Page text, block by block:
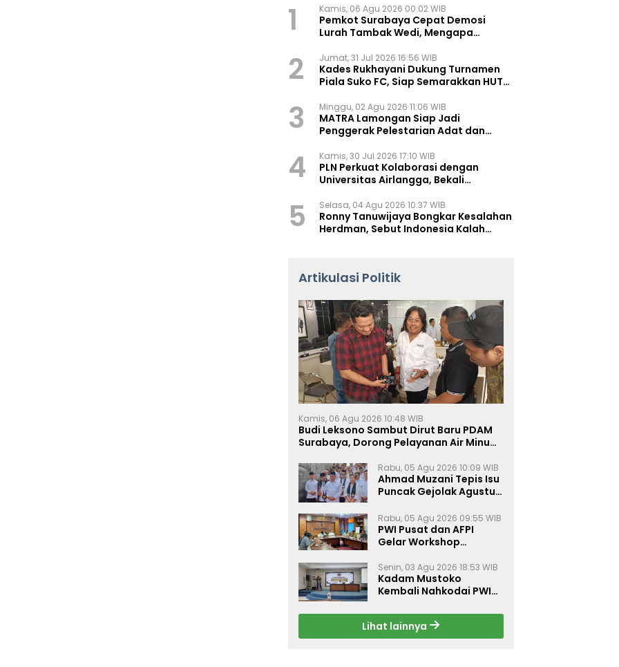
1 Kamis, 06 Agu 2026 00:02 WIB
Pemkot Surabaya Cepat Demosi
Lurah Tambak Wedi, Mengapa
2 Jumat, 31 Jul 2026 16:56 WIB
Kades Rukhayani Dukung Turnamen
Piala Suko FC, Siap Semarakkan HUT
3 Minggu, 02 Agu 2026 11:06 WIB
MATRA Lamongan Siap Jadi
Penggerak Pelestarian Adat dan
4 Kamis, 30 Jul 2026 17:10 WIB
PLN Perkuat Kolaborasi dengan
Universitas Airlangga, Bekali
Transisi Energi
5 Selasa, 04 Agu 2026 10:37 WIB
Ronny Tanuwijaya Bongkar Kesalahan
Herdman, Sebut Indonesia Kalah
Artikulasi Politik
Kamis, 06 Agu 2026 10:48 WIB
Budi Leksono Sambut Dirut Baru PDAM
Surabaya, Dorong Pelayanan Air Minum
Rabu, 05 Agu 2026 10:09 WIB
Ahmad Muzani Tepis Isu
Puncak Gejolak Agustus
Perkuat Persatuan
Rabu, 05 Agu 2026 09:55 WIB
PWI Pusat dan AFPI
Gelar Workshop
Inklusi Keuangan, dan
Perlindungan Publik
Senin, 03 Agu 2026 18:53 WIB
Kadam Mustoko
Kembali Nahkodai PWI
Harap Sinergi Antar
Daerah Kian Kuat
Lihat lainnya